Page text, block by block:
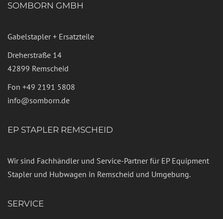
SOMBORN GMBH
Gabelstapler + Ersatzteile
Dreherstraße 14
42899 Remscheid
Fon +49 2191 5808
info@somborn.de
EP STAPLER REMSCHEID
Wir sind Fachhändler und Service-Partner für EP Equipment
Stapler und Hubwagen in Remscheid und Umgebung.
SERVICE